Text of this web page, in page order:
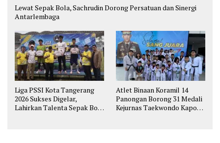
Lewat Sepak Bola, Sachrudin Dorong Persatuan dan Sinergi
Antarlembaga
Liga PSSI Kota Tangerang
2026 Sukses Digelar,
Lahirkan Talenta Sepak Bola
Atlet Binaan Koramil 14
Panongan Borong 31 Medali
Kejurnas Taekwondo Kapolri